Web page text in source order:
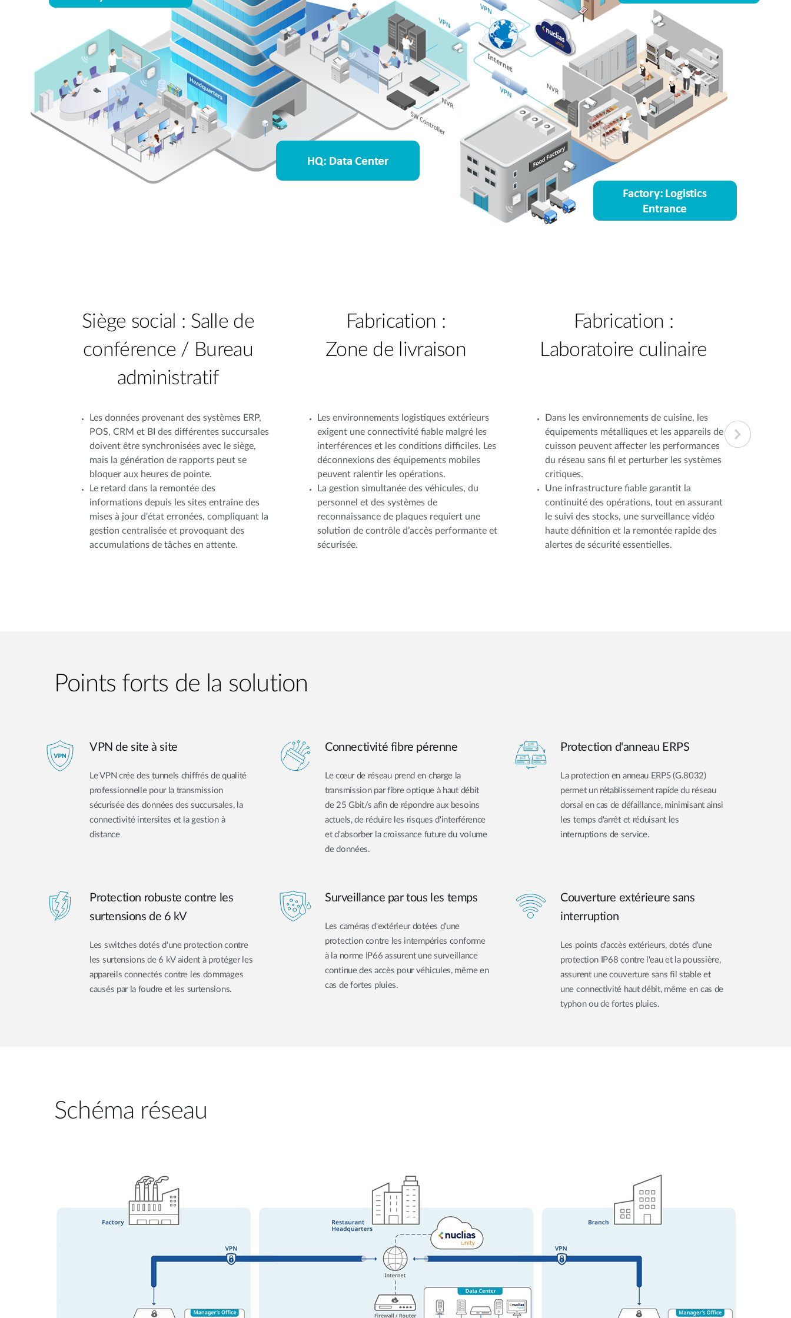
Siège social : Salle de
conférence / Bureau
administratif
Les données provenant des systèmes ERP,
POS, CRM et BI des différentes succursales
doivent être synchronisées avec le siège,
mais la génération de rapports peut se
bloquer aux heures de pointe.
Le retard dans la remontée des
informations depuis les sites entraîne des
mises à jour d'état erronées, compliquant la
gestion centralisée et provoquant des
accumulations de tâches en attente.
Fabrication :
Zone de livraison
Les environnements logistiques extérieurs
exigent une connectivité fiable malgré les
interférences et les conditions difficiles. Les
déconnexions des équipements mobiles
peuvent ralentir les opérations.
La gestion simultanée des véhicules, du
personnel et des systèmes de
reconnaissance de plaques requiert une
solution de contrôle d’accès performante et
sécurisée.
Fabrication :
Laboratoire culinaire
Dans les environnements de cuisine, les
équipements métalliques et les appareils de
cuisson peuvent affecter les performances
du réseau sans fil et perturber les systèmes
critiques.
Une infrastructure fiable garantit la
continuité des opérations, tout en assurant
le suivi des stocks, une surveillance vidéo
haute définition et la remontée rapide des
alertes de sécurité essentielles.
Points forts de la solution
VPN de site à site
Le VPN crée des tunnels chiffrés de qualité
professionnelle pour la transmission
sécurisée des données des succursales, la
connectivité intersites et la gestion à
distance
Connectivité fibre pérenne
Le cœur de réseau prend en charge la
transmission par fibre optique à haut débit
de 25 Gbit/s afin de répondre aux besoins
actuels, de réduire les risques d'interférence
et d'absorber la croissance future du volume
de données.
Protection d'anneau ERPS
La protection en anneau ERPS (G.8032)
permet un rétablissement rapide du réseau
dorsal en cas de défaillance, minimisant ainsi
les temps d'arrêt et réduisant les
interruptions de service.
Protection robuste contre les
surtensions de 6 kV
Les switches dotés d'une protection contre
les surtensions de 6 kV aident à protéger les
appareils connectés contre les dommages
causés par la foudre et les surtensions.
Surveillance par tous les temps
Les caméras d'extérieur dotées d'une
protection contre les intempéries conforme
à la norme IP66 assurent une surveillance
continue des accès pour véhicules, même en
cas de fortes pluies.
Couverture extérieure sans
interruption
Les points d'accès extérieurs, dotés d'une
protection IP68 contre l'eau et la poussière,
assurent une couverture sans fil stable et
une connectivité haut débit, même en cas de
typhon ou de fortes pluies.
Schéma réseau